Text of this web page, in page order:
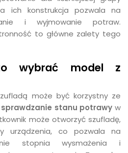
ich konstrukcja pozwala na
i wyjmowanie potraw.
to główne zalety tego
wybrać model z
może być korzystny ze
sprawdzanie stanu potrawy w
może otworzyć szufladę,
urządzenia, co pozwala na
stopnia wysmażenia i